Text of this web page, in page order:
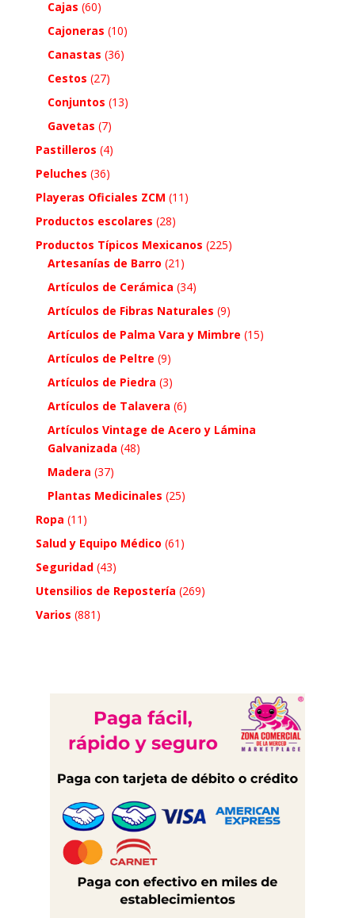
Cajas (60)
Cajoneras (10)
Canastas (36)
Cestos (27)
Conjuntos (13)
Gavetas (7)
Pastilleros (4)
Peluches (36)
Playeras Oficiales ZCM (11)
Productos escolares (28)
Productos Típicos Mexicanos (225)
Artesanías de Barro (21)
Artículos de Cerámica (34)
Artículos de Fibras Naturales (9)
Artículos de Palma Vara y Mimbre (15)
Artículos de Peltre (9)
Artículos de Piedra (3)
Artículos de Talavera (6)
Artículos Vintage de Acero y Lámina
Galvanizada (48)
Madera (37)
Plantas Medicinales (25)
Ropa (11)
Salud y Equipo Médico (61)
Seguridad (43)
Utensilios de Repostería (269)
Varios (881)